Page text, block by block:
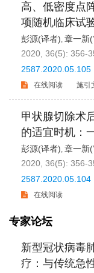
高、低密度点
项随机临床试
彭源(译者), 章一新
2020, 36(5): 356-
2587.2020.05.105
在线阅读 施引
甲状腺切除术
的适宜时机：
彭源(译者), 章一新
2020, 36(5): 356-
2587.2020.05.104
在线阅读
专家论坛
新型冠状病毒
疗：与传统急